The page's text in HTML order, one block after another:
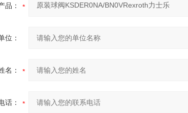
品：
位：
名：
话：